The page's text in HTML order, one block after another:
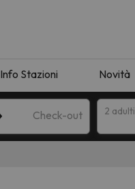
Info Stazioni Novità
Check-out 2 adulti